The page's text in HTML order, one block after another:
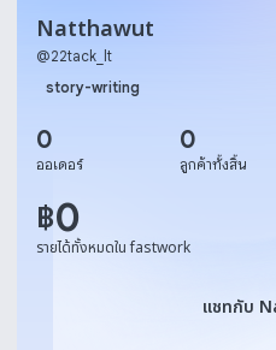
Natthawut
@22tack_lt
story-writing
0
ออเดอร์
0
ลูกค้าทั้งสิ้น
฿0
รายได้ทั้งหมดใน fastwork
แชทกับ แชทกับ